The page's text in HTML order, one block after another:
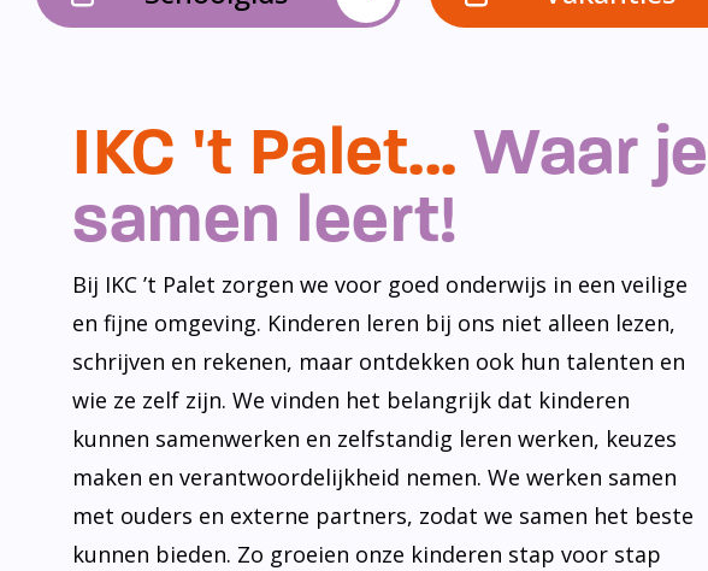
IKC 't Palet... Waar je
samen leert!
Bij IKC ’t Palet zorgen we voor goed onderwijs in een veilige
en fijne omgeving. Kinderen leren bij ons niet alleen lezen,
schrijven en rekenen, maar ontdekken ook hun talenten en
wie ze zelf zijn. We vinden het belangrijk dat kinderen
kunnen samenwerken en zelfstandig leren werken, keuzes
maken en verantwoordelijkheid nemen. We werken samen
met ouders en externe partners, zodat we samen het beste
kunnen bieden. Zo groeien onze kinderen stap voor stap